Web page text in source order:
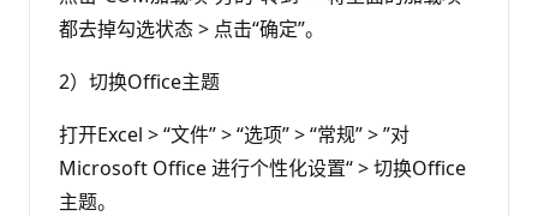
都去掉勾选状态 > 点击“确定”。
2）切换Office主题
打开Excel > “文件” > “选项” > “常规” > ”对
Microsoft Office 进行个性化设置“ > 切换Office
主题。